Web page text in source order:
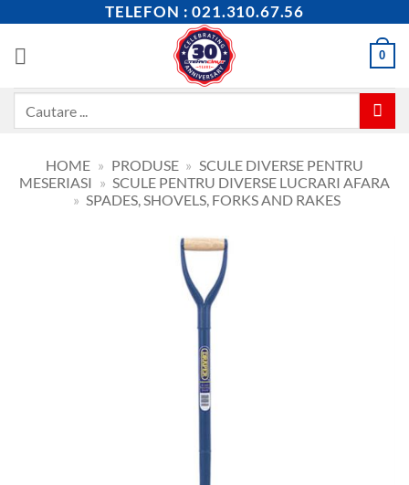
content
TELEFON : 021.310.67.56
0
HOME » PRODUSE » SCULE DIVERSE PENTRU
MESERIASI » SCULE PENTRU DIVERSE LUCRARI AFARA
» SPADES, SHOVELS, FORKS AND RAKES